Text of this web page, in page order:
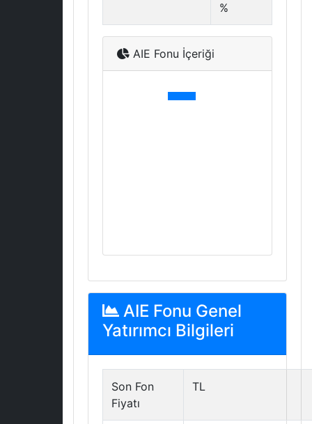
%
AIE Fonu İçeriği
AIE Fonu Genel
Yatırımcı Bilgileri
Son Fon
Fiyatı
TL